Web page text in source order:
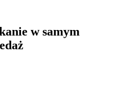
w samym